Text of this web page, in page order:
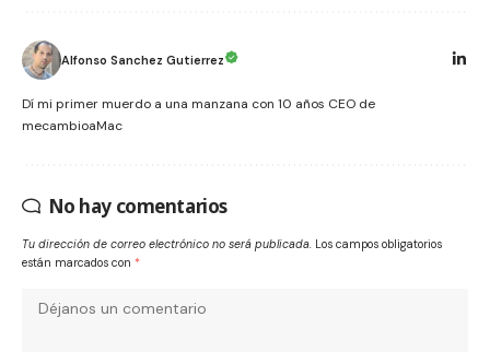
Alfonso Sanchez Gutierrez
Dí mi primer muerdo a una manzana con 10 años CEO de
mecambioaMac
No hay comentarios
Tu dirección de correo electrónico no será publicada. Los campos obligatorios
están marcados con *